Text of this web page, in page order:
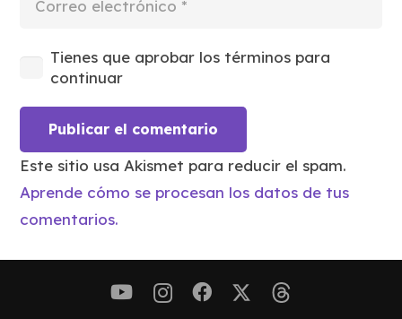
Tienes que aprobar los términos para
continuar
Publicar el comentario
Este sitio usa Akismet para reducir el spam.
Aprende cómo se procesan los datos de tus
comentarios.